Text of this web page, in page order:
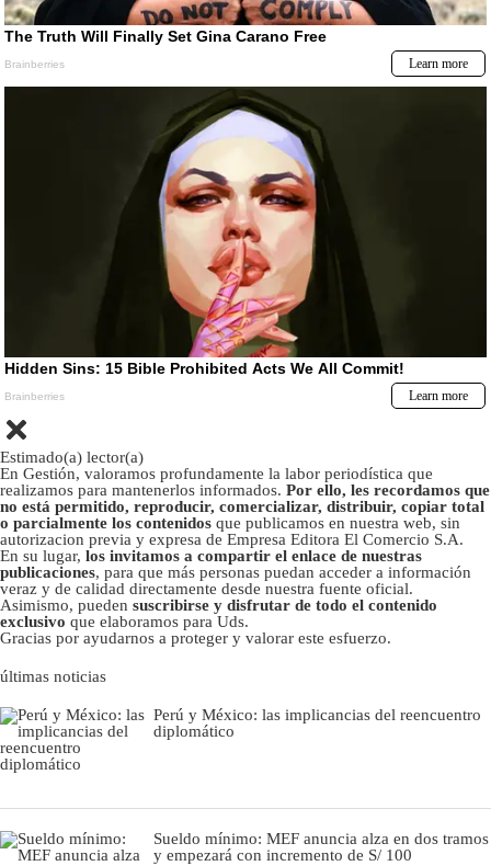
Estimado(a) lector(a)
En Gestión, valoramos profundamente la labor periodística que
realizamos para mantenerlos informados. Por ello, les recordamos que
no está permitido, reproducir, comercializar, distribuir, copiar total
o parcialmente los contenidos que publicamos en nuestra web, sin
autorizacion previa y expresa de Empresa Editora El Comercio S.A.
En su lugar, los invitamos a compartir el enlace de nuestras
publicaciones, para que más personas puedan acceder a información
veraz y de calidad directamente desde nuestra fuente oficial.
Asimismo, pueden suscribirse y disfrutar de todo el contenido
exclusivo que elaboramos para Uds.
Gracias por ayudarnos a proteger y valorar este esfuerzo.
últimas noticias
Perú y México: las implicancias del reencuentro
diplomático
Sueldo mínimo: MEF anuncia alza en dos tramos
y empezará con incremento de S/ 100